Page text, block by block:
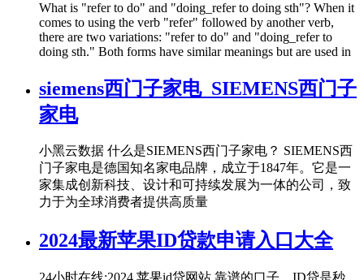
What is "refer to do" and "doing_refer to doing sth"? When it
comes to using the verb "refer" followed by another verb,
there are two variations: "refer to do" and "doing_refer to
doing sth." Both forms have similar meanings but are used in
siemens西门子家电_SIEMENS西门子
家电
小黑云数据 什么是SIEMENS西门子家电？ SIEMENS西
门子家电是德国知名家电品牌，成立于1847年。它是一
家集成创新科技、设计和可持续发展为一体的公司，致
力于为全球消费者提供高质量
2024最新苹果ID贷款申请入口大全